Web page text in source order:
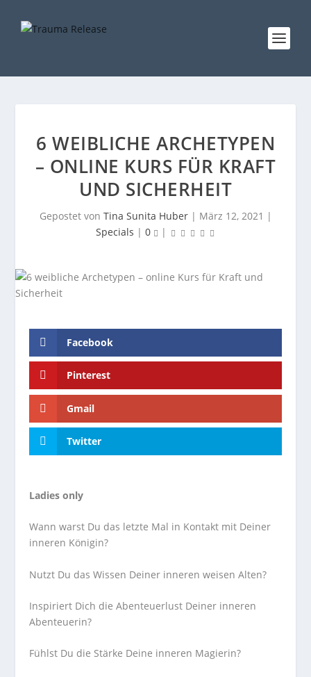
6 WEIBLICHE ARCHETYPEN
– ONLINE KURS FÜR KRAFT
UND SICHERHEIT
Gepostet von Tina Sunita Huber| März 12, 2021 |
Specials | 0 |
Facebook
Pinterest
Gmail
Twitter
Ladies only
Wann warst Du das letzte Mal in Kontakt mit Deiner
inneren Königin?
Nutzt Du das Wissen Deiner inneren weisen Alten?
Inspiriert Dich die Abenteuerlust Deiner inneren
Abenteuerin?
Fühlst Du die Stärke Deine inneren Magierin?